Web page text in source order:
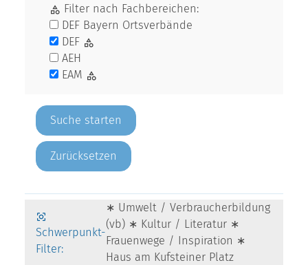
Filter nach Fachbereichen:
DEF Bayern Ortsverbände
DEF
AEH
EAM
Zurücksetzen
Schwerpunkt-
Filter:
∗ Umwelt / Verbraucherbildung
(vb) ∗ Kultur / Literatur ∗
Frauenwege / Inspiration ∗
Haus am Kufsteiner Platz